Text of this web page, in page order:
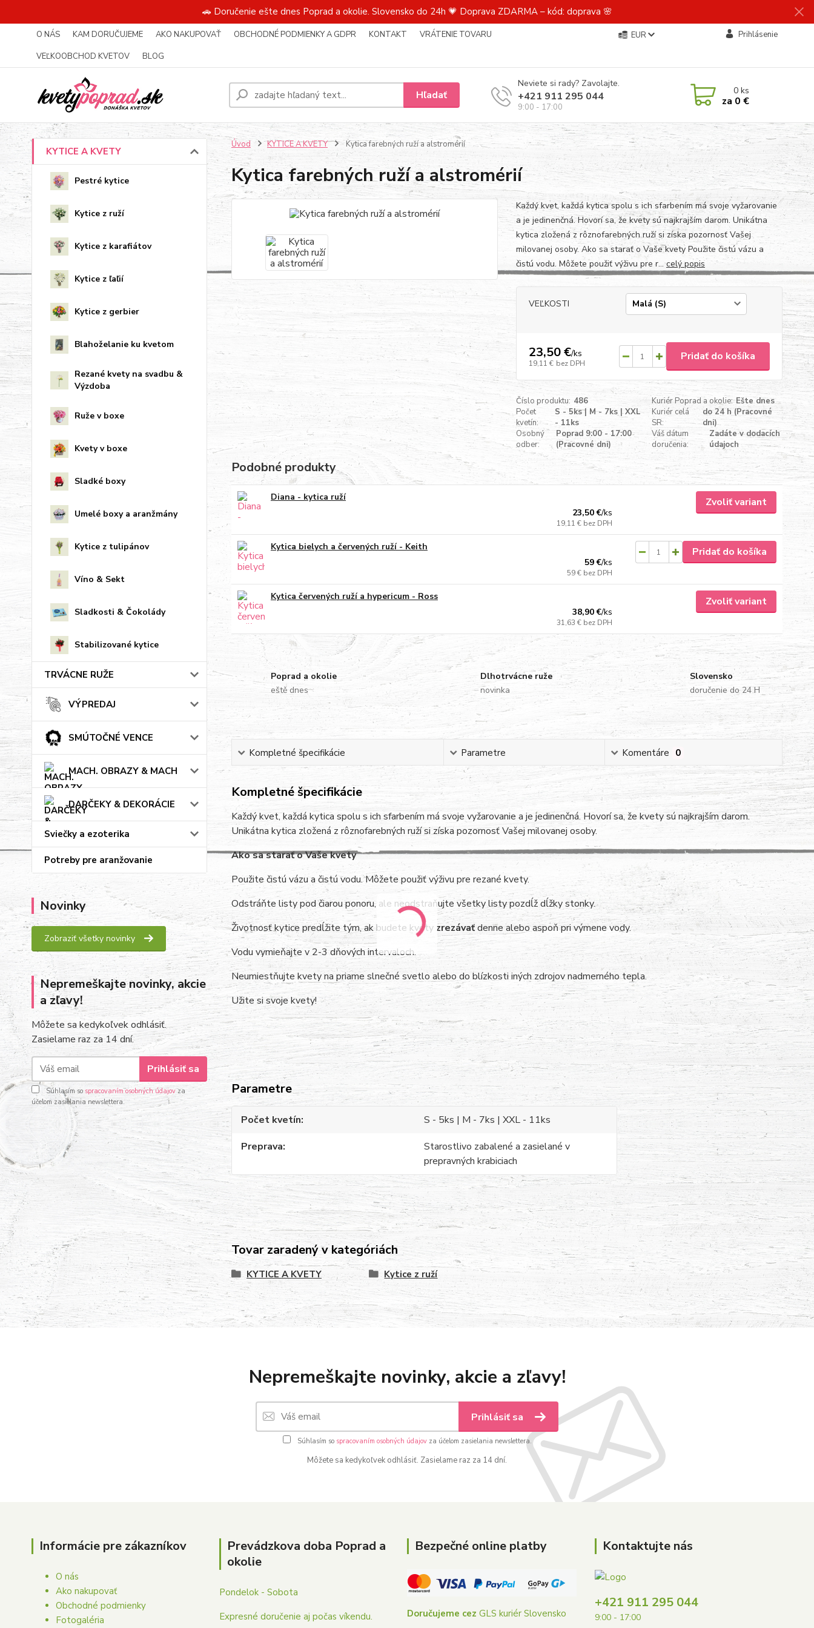
🚗 Doručenie ešte dnes Poprad a okolie. Slovensko do 24h 💗 Doprava ZDARMA – kód: doprava 🌸
O NÁS KAM DORUČUJEME AKO NAKUPOVAŤ OBCHODNÉ PODMIENKY A GDPR KONTAKT
VRÁTENIE TOVARU
VEĽKOOBCHOD KVETOV
BLOG
EUR Prihlásenie
Hľadať
Neviete si rady? Zavolajte.
+421 911 295 044
9:00 - 17:00
0ks
za 0 €
KYTICE A KVETY
Pestré kytice
Kytice z ruží
Kytice z karafiátov
Kytice z ľaľií
Kytice z gerbier
Blahoželanie ku kvetom
Rezané kvety na svadbu &
Výzdoba
Ruže v boxe
Kvety v boxe
Sladké boxy
Umelé boxy a aranžmány
Kytice z tulipánov
Víno & Sekt
Sladkosti & Čokolády
Stabilizované kytice
TRVÁCNE RUŽE
VÝPREDAJ
SMÚTOČNÉ VENCE
MACH. OBRAZY & MACH
DARČEKY & DEKORÁCIE
Sviečky a ezoterika
Potreby pre aranžovanie
Novinky
Zobraziť všetky novinky
Nepremeškajte novinky, akcie
a zľavy!
Môžete sa kedykoľvek odhlásiť.
Zasielame raz za 14 dní.
Prihlásiť sa
Súhlasím so spracovaním osobných údajovza
účelom zasielania newslettera.
Úvod KYTICE A KVETY Kytica farebných ruží a alstromérií
Kytica farebných ruží a alstromérií
Každý kvet, každá kytica spolu s ich sfarbením má svoje vyžarovanie
a je jedinenčná. Hovorí sa, že kvety sú najkrajším darom. Unikátna
kytica zložená z rôznofarebných ruží si získa pozornosť Vašej
milovanej osoby. Ako sa starať o Vaše kvety Použite čistú vázu a
čistú vodu. Môžete použiť výživu pre r...celý popis
VEĽKOSTI
23,50 €/ks
19,11 € bez DPH
Pridať do košíka
Číslo produktu: 486 Kuriér Poprad a okolie: Ešte dnes
Počet
kvetín:
S - 5ks | M - 7ks | XXL
- 11ks
Kuriér celá
SR:
do 24 h (Pracovné
dni)
Osobný
odber:
Poprad 9:00 - 17:00
(Pracovné dni)
Váš dátum
doručenia:
Zadáte v dodacích
údajoch
Podobné produkty
Diana - kytica ruží
23,50 €/ks
19,11 € bez DPH
Zvoliť variant
Kytica bielych a červených ruží - Keith
59 €/ks
59 € bez DPH
Pridať do košíka
Kytica červených ruží a hypericum - Ross
38,90 €/ks
31,63 € bez DPH
Zvoliť variant
Poprad a okolie
eště dnes
Dlhotrvácne ruže
novinka
Slovensko
doručenie do 24 H
Kompletné špecifikácie Parametre Komentáre 0
Kompletné špecifikácie
Každý kvet, každá kytica spolu s ich sfarbením má svoje vyžarovanie a je jedinenčná. Hovorí sa, že kvety sú najkrajším darom.
Unikátna kytica zložená z rôznofarebných ruží si získa pozornosť Vašej milovanej osoby.
Ako sa starať o Vaše kvety
Použite čistú vázu a čistú vodu. Môžete použiť výživu pre rezané kvety.
Odstráňte listy pod čiarou ponoru, ale neodstraňujte všetky listy pozdĺž dĺžky stonky.
Životnosť kytice predĺžite tým, ak budete kvety zrezávaťdenne alebo aspoň pri výmene vody.
Vodu vymieňajte v 2-3 dňových intervaloch.
Neumiestňujte kvety na priame slnečné svetlo alebo do blízkosti iných zdrojov nadmerného tepla.
Užite si svoje kvety!
Parametre
Počet kvetín
S - 5ks | M - 7ks | XXL - 11ks
Preprava
Starostlivo zabalené a zasielané v
prepravných krabiciach
Tovar zaradený v kategóriách
KYTICE A KVETY Kytice z ruží
Nepremeškajte novinky, akcie a zľavy!
Prihlásiť sa
Súhlasím so spracovaním osobných údajovza účelom zasielania newslettera.
Môžete sa kedykoľvek odhlásiť. Zasielame raz za 14 dní.
Informácie pre zákazníkov
O nás
Ako nakupovať
Obchodné podmienky
Fotogaléria
Prevádzkova doba Poprad a
okolie
Pondelok - Sobota
Expresné doručenie aj počas víkendu.
Bezpečné online platby
Doručujeme cez GLS kuriér Slovensko
Kontaktujte nás
+421 911 295 044
9:00 - 17:00